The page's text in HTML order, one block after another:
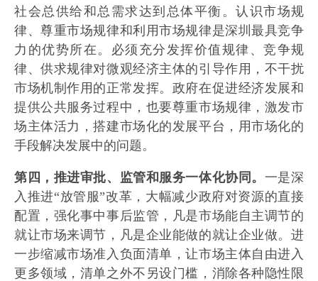
社会总供给和总需求达到总体平衡。认识市场规
律、尊重市场规律和利用市场规律是深圳最具竞争
力的优势所在。必须充分发挥价值规律、竞争规
律、供求规律对微观经济主体的引导作用，不干扰
市场机制作用的正常发挥。政府在促进经济发展和
提供公共服务过程中，也要尊重市场规律，激发市
场主体活力，搭建市场化的发展平台，用市场化的
手段解决发展中的问题。
第四，推进审批、监管和服务一体化协同。 一是深
入推进“放管服”改革，大幅减少政府对资源的直接
配置，强化事中事后监管，凡是市场能自主调节的
就让市场来调节，凡是企业能做的就让企业做。进
一步缩减市场准入负面清单，让市场主体自由进入
更多领域，清单之外不另设门槛，消除各种隐性限